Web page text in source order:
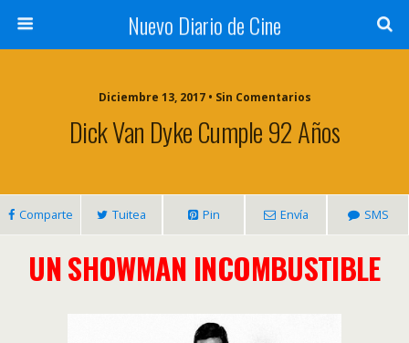
Nuevo Diario de Cine
Diciembre 13, 2017 • Sin Comentarios
Dick Van Dyke Cumple 92 Años
Comparte Tuitea Pin Envía SMS
UN SHOWMAN INCOMBUSTIBLE